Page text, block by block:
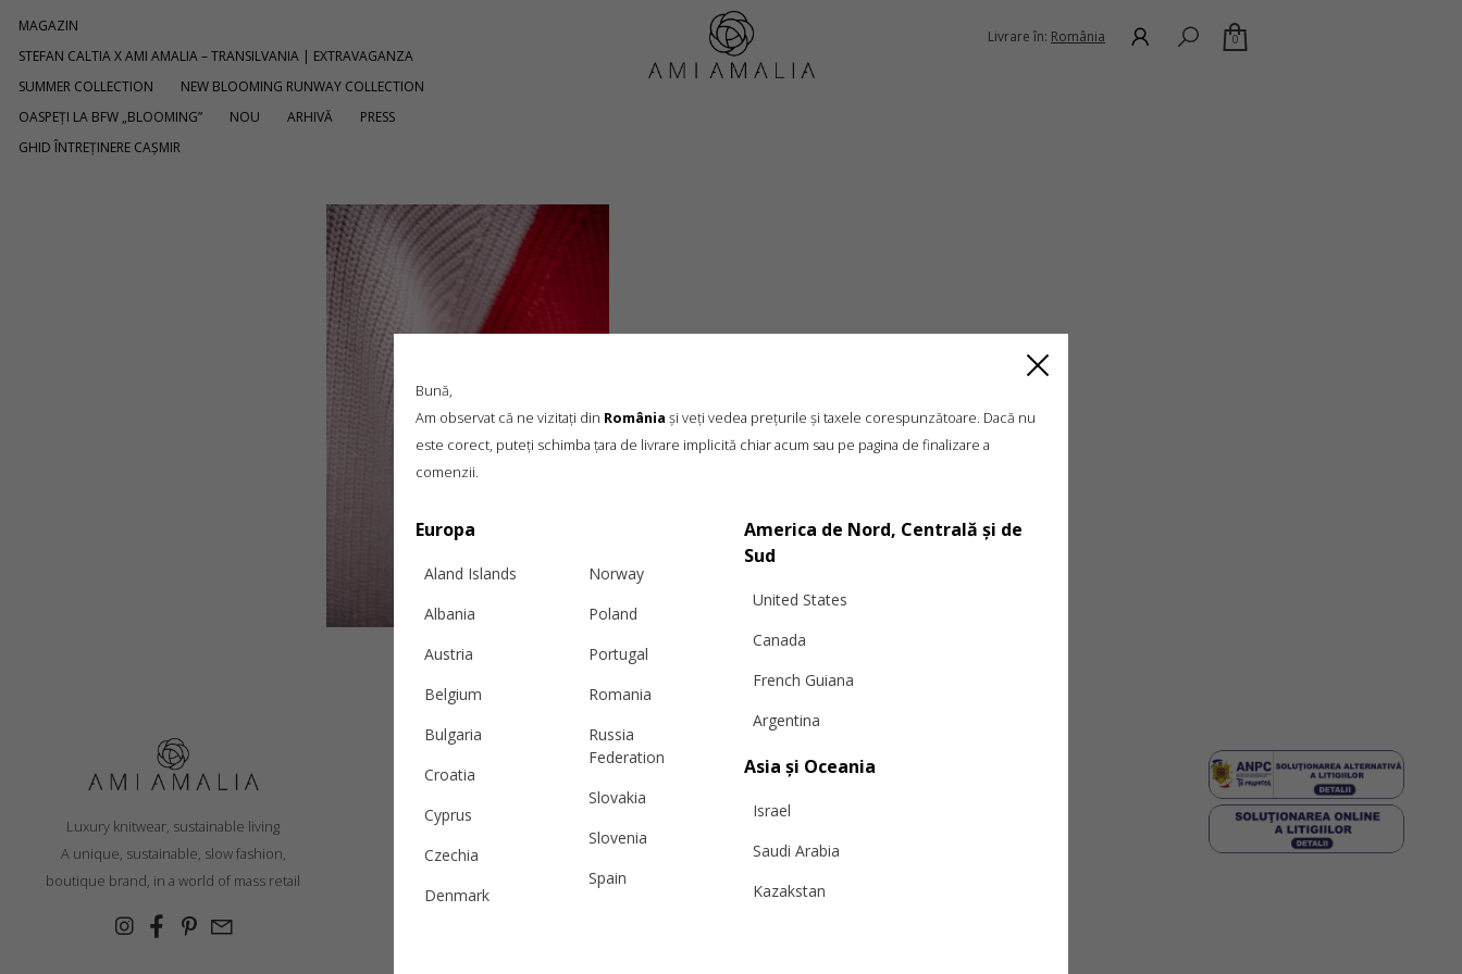
MAGAZIN
STEFAN CALTIA X AMI AMALIA – TRANSILVANIA | EXTRAVAGANZA
SUMMER COLLECTION
NEW BLOOMING RUNWAY COLLECTION
OASPEȚI LA BFW „BLOOMING”
NOU ARHIVĂ
PRESS
GHID ÎNTREȚINERE CAȘMIR
Livrare în: România 0
Luxury knitwear, sustainable living
A unique, sustainable, slow fashion,
boutique brand, in a world of mass retail
TERMENI ȘI CONDIȚII DE
UTILIZARE ȘI VÂNZARE
Bună,
Am observat că ne vizitați din România și veți vedea prețurile și taxele corespunzătoare. Dacă nu
este corect, puteți schimba țara de livrare implicită chiar acum sau pe pagina de finalizare a
comenzii.
Europa
Aland Islands
Albania
Austria
Belgium
Bulgaria
Croatia
Cyprus
Czechia
Denmark
Norway
Poland
Portugal
Romania
Russia
Federation
Slovakia
Slovenia
Spain
America de Nord, Centrală și de
Sud
United States
Canada
French Guiana
Argentina
Asia și Oceania
Israel
Saudi Arabia
Kazakstan